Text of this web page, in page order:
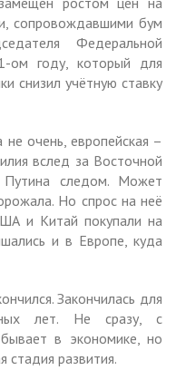
сопровождавшими бум
Федеральной
ом году, который для
снизил учётную ставку
не очень, европейская –
вслед за Восточной
следом. Может
Но спрос на неё
и Китай покупали на
и в Европе, куда
Закончилась для
лет. Не сразу, с
в экономике, но
стадия развития.